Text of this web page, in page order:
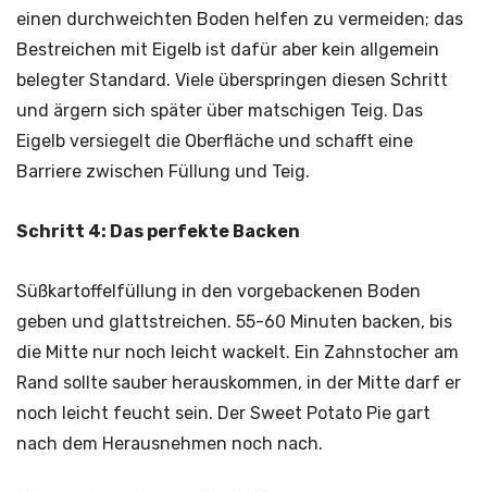
einen durchweichten Boden helfen zu vermeiden; das
Bestreichen mit Eigelb ist dafür aber kein allgemein
belegter Standard. Viele überspringen diesen Schritt
und ärgern sich später über matschigen Teig. Das
Eigelb versiegelt die Oberfläche und schafft eine
Barriere zwischen Füllung und Teig.
Schritt 4: Das perfekte Backen
Süßkartoffelfüllung in den vorgebackenen Boden
geben und glattstreichen. 55-60 Minuten backen, bis
die Mitte nur noch leicht wackelt. Ein Zahnstocher am
Rand sollte sauber herauskommen, in der Mitte darf er
noch leicht feucht sein. Der Sweet Potato Pie gart
nach dem Herausnehmen noch nach.